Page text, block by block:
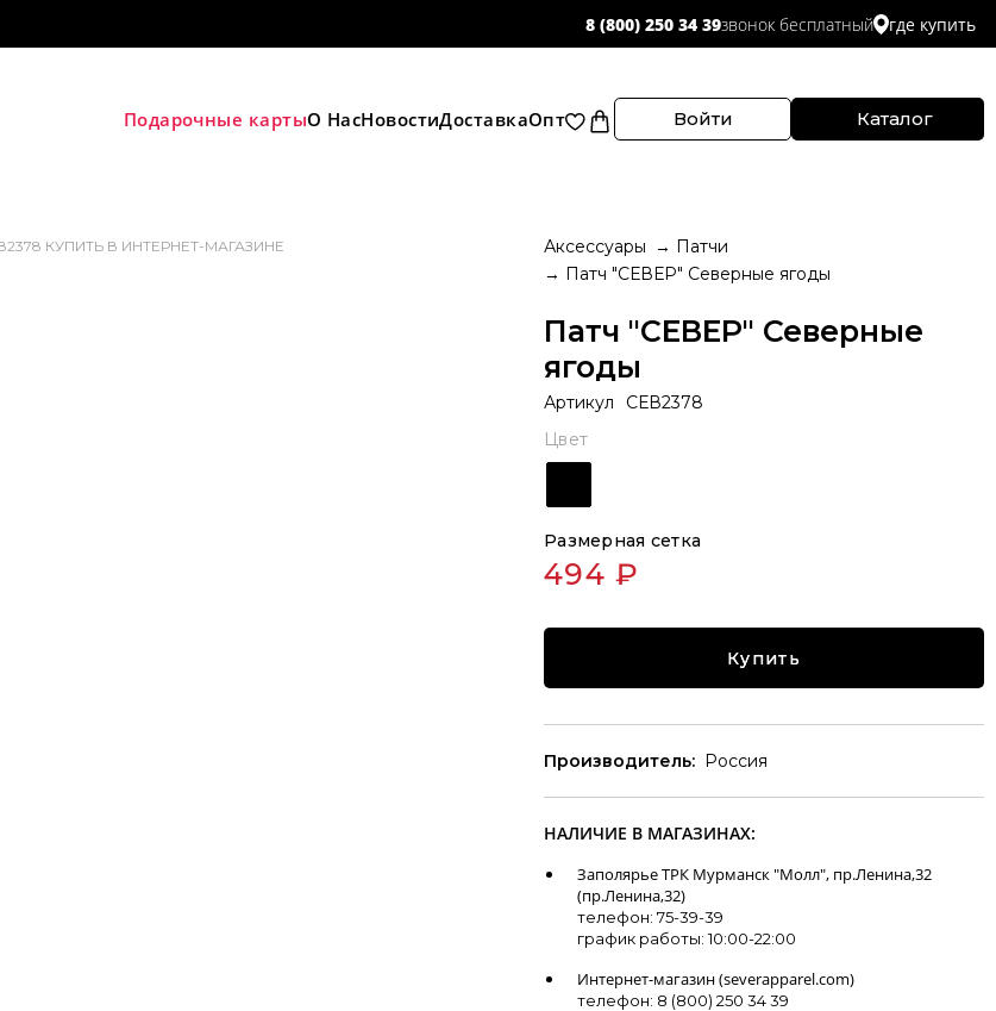
8 (800) 250 34 39звонок бесплатный где купить
Подарочные картыО НасНовостиДоставкаОпт Войти Каталог
Аксессуары
Патчи
Патч "СЕВЕР" Северные ягоды
Патч "СЕВЕР" Северные
ягоды
Артикул
СЕВ2378
Цвет
Размерная сетка
494 ₽
Купить
Производитель: Россия
НАЛИЧИЕ В МАГАЗИНАХ:
Заполярье ТРК Мурманск "Молл", пр.Ленина,32
(пр.Ленина,32)
телефон: 75-39-39
график работы: 10:00-22:00
Интернет-магазин (severapparel.com)
телефон: 8 (800) 250 34 39